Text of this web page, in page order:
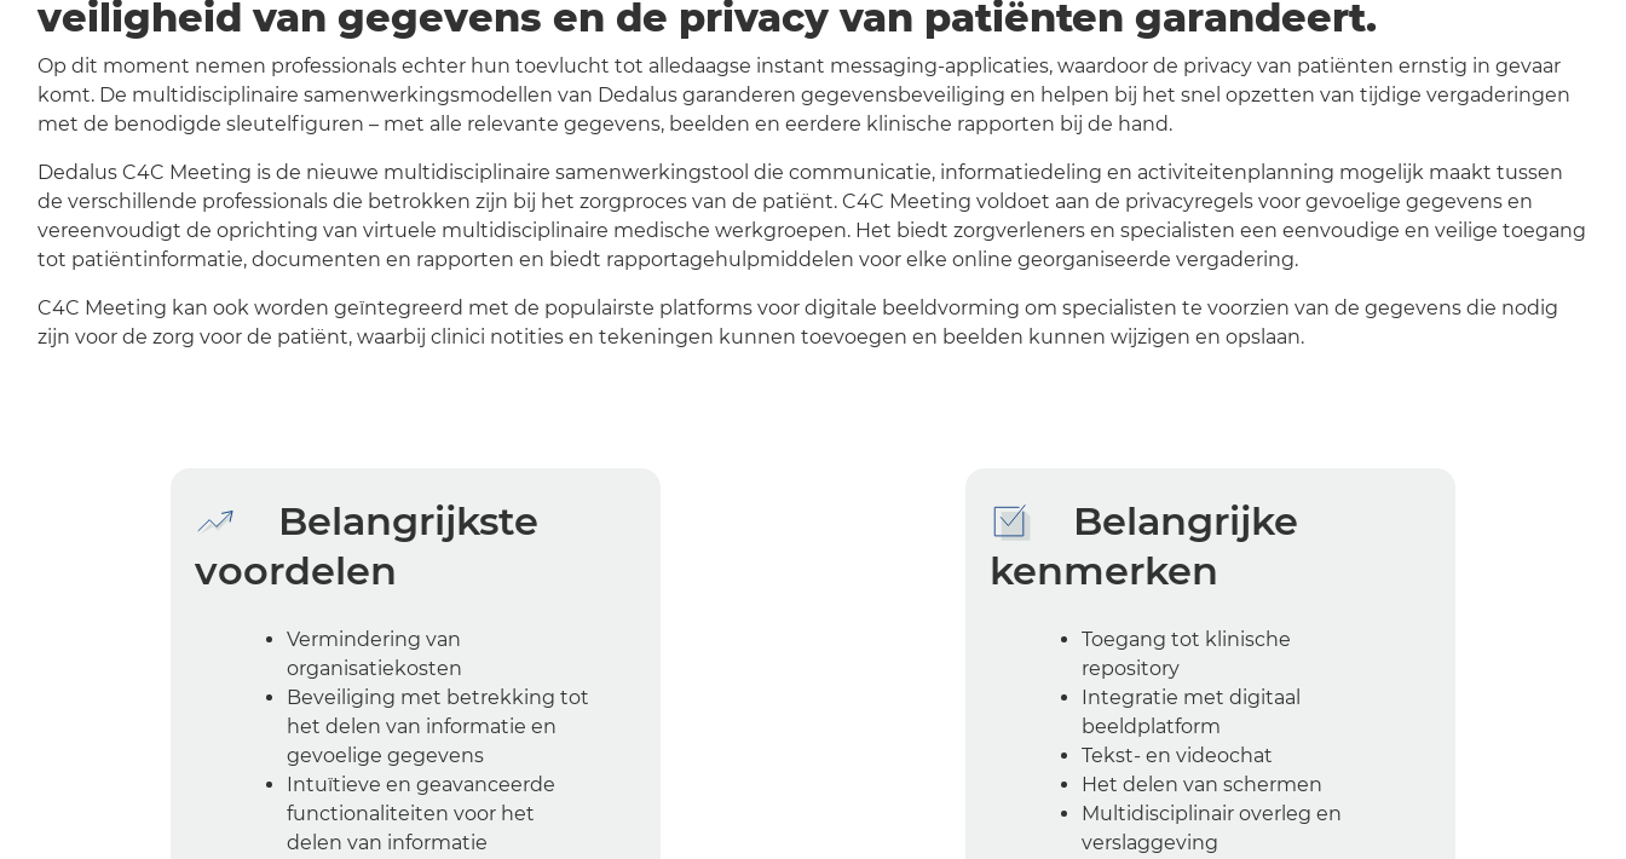
veiligheid van gegevens en de privacy van patiënten garandeert.
Op dit moment nemen professionals echter hun toevlucht tot alledaagse instant messaging-applicaties, waardoor de privacy van patiënten ernstig in gevaar
komt. De multidisciplinaire samenwerkingsmodellen van Dedalus garanderen gegevensbeveiliging en helpen bij het snel opzetten van tijdige vergaderingen
met de benodigde sleutelfiguren – met alle relevante gegevens, beelden en eerdere klinische rapporten bij de hand.
Dedalus C4C Meeting is de nieuwe multidisciplinaire samenwerkingstool die communicatie, informatiedeling en activiteitenplanning mogelijk maakt tussen
de verschillende professionals die betrokken zijn bij het zorgproces van de patiënt. C4C Meeting voldoet aan de privacyregels voor gevoelige gegevens en
vereenvoudigt de oprichting van virtuele multidisciplinaire medische werkgroepen. Het biedt zorgverleners en specialisten een eenvoudige en veilige toegang
tot patiëntinformatie, documenten en rapporten en biedt rapportagehulpmiddelen voor elke online georganiseerde vergadering.
C4C Meeting kan ook worden geïntegreerd met de populairste platforms voor digitale beeldvorming om specialisten te voorzien van de gegevens die nodig
zijn voor de zorg voor de patiënt, waarbij clinici notities en tekeningen kunnen toevoegen en beelden kunnen wijzigen en opslaan.
Belangrijkste
voordelen
Vermindering van
organisatiekosten
Beveiliging met betrekking tot
het delen van informatie en
gevoelige gegevens
Intuïtieve en geavanceerde
functionaliteiten voor het
delen van informatie
Belangrijke
kenmerken
Toegang tot klinische
repository
Integratie met digitaal
beeldplatform
Tekst- en videochat
Het delen van schermen
Multidisciplinair overleg en
verslaggeving